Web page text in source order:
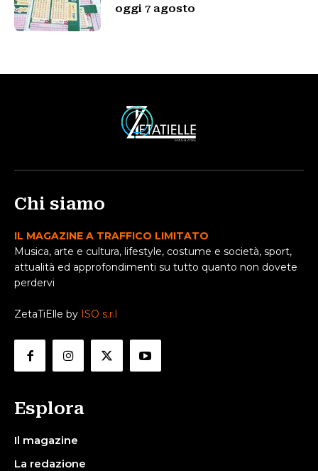
oggi 7 agosto
Chi siamo
IL MAGAZINE A TRAFFICO LIMITATO
Musica, arte e cultura, lifestyle, costume e società, sport,
attualità ed approfondimenti su tutto quanto non dovete
perdervi
ZetaTiElle by ISO s.r.l
Esplora
Il magazine
La redazione